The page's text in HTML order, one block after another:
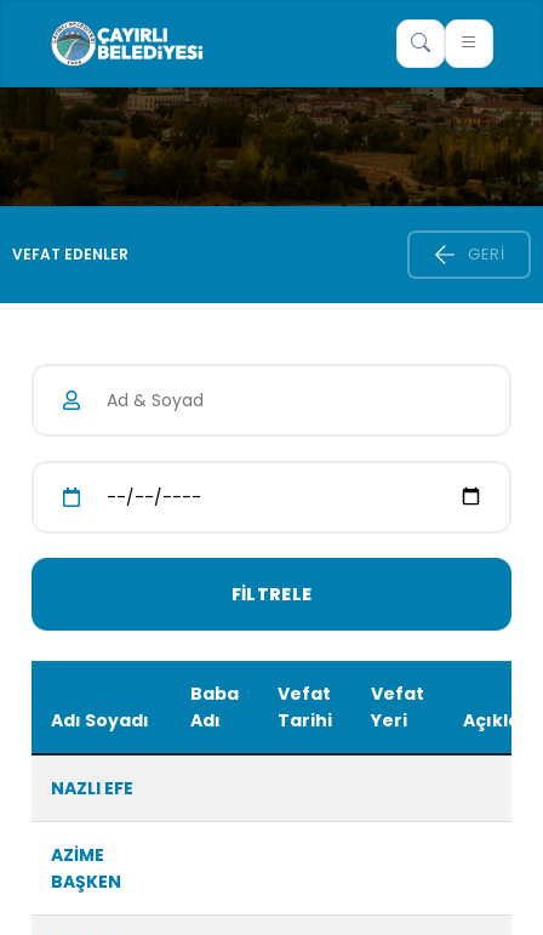
VEFAT EDENLER GERI
Adı Soyadı
Baba
Adı
Vefat
Tarihi
Vefat
Yeri
NAZLI EFE
AZİME
BAŞKEN